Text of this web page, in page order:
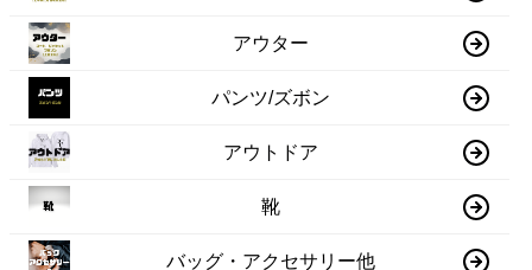
アウター
パンツ/ズボン
アウトドア
靴
バッグ・アクセサリー他